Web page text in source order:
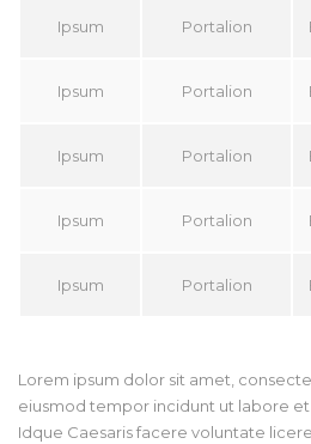
Ipsum Portalion
Ipsum Portalion
Ipsum Portalion
Ipsum Portalion
Ipsum Portalion
Lorem ipsum dolor sit amet,
eiusmod tempor incidunt ut labore
Idque Caesaris facere voluntate